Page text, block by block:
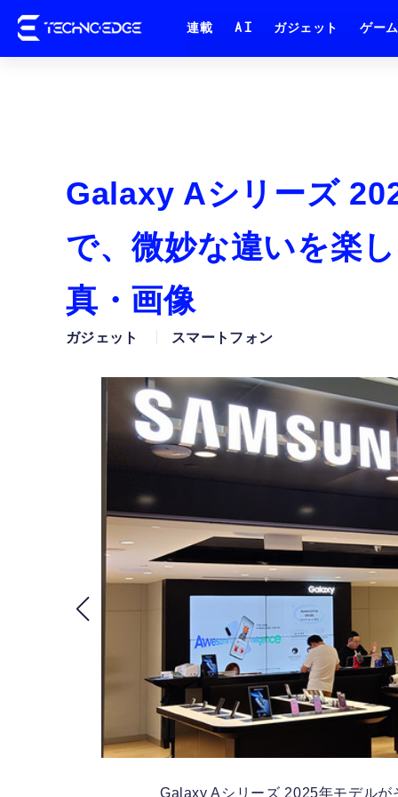
連載 AI ガジェット ゲーム
Galaxy Aシリーズ
で、微妙な違いを楽
真・画像
ガジェット スマートフォン
Galaxy Aシリーズ 2025年モデル